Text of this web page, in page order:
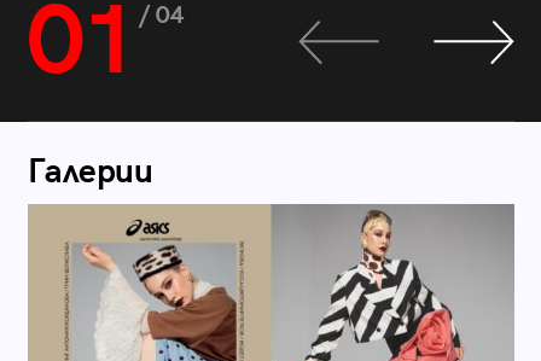
01 / 04
Галерии